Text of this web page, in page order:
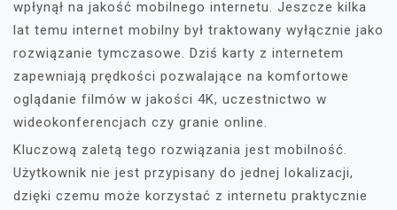
wpłynął na jakość mobilnego internetu. Jeszcze kilka
lat temu internet mobilny był traktowany wyłącznie jako
rozwiązanie tymczasowe. Dziś karty z internetem
zapewniają prędkości pozwalające na komfortowe
oglądanie filmów w jakości 4K, uczestnictwo w
wideokonferencjach czy granie online.
Kluczową zaletą tego rozwiązania jest mobilność.
Użytkownik nie jest przypisany do jednej lokalizacji,
dzięki czemu może korzystać z internetu praktycznie